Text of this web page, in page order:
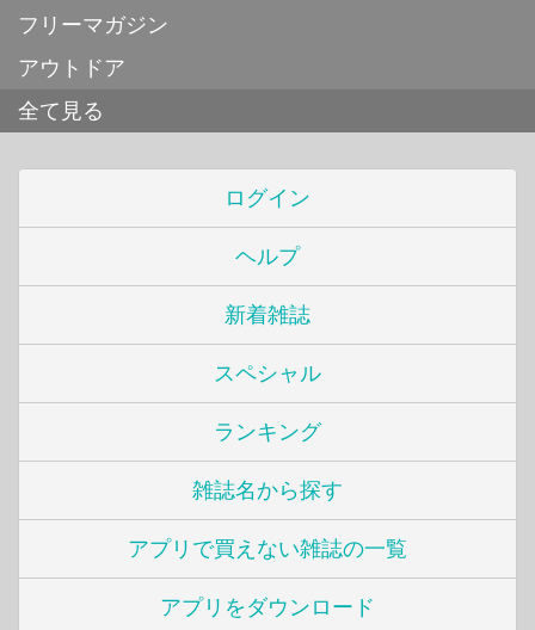
フリーマガジン
アウトドア
全て見る
ログイン
ヘルプ
新着雑誌
スペシャル
ランキング
雑誌名から探す
アプリで買えない雑誌の一覧
アプリをダウンロード